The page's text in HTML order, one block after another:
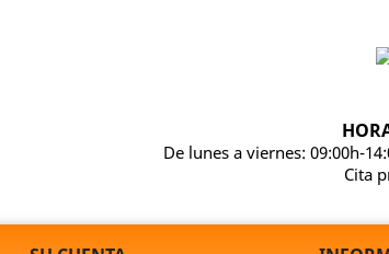
De lunes a viernes: 09:00h-
Cita